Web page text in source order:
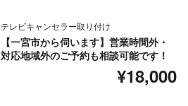
テレビキャンセラー取り付け
【一宮市から伺います】営業時間外・
対応地域外のご予約も相談可能です！
¥18,000